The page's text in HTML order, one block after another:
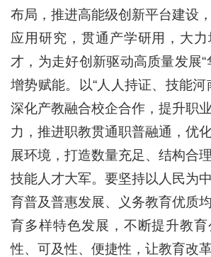
布局，推进高能级创新平台建设
应用研究，贯通产学研用，大力
才，为走好创新驱动高质量发展“
增势赋能。以“人人持证、技能河
深化产教融合校企合作，提升职
力，推进职教贯通职普融通，优
展环境，打造数量充足、结构合
技能人才大军。要坚持以人民为
育普及普惠发展、义务教育优质
育多样特色发展，不断提升教
性、可及性、便捷性，让教育改